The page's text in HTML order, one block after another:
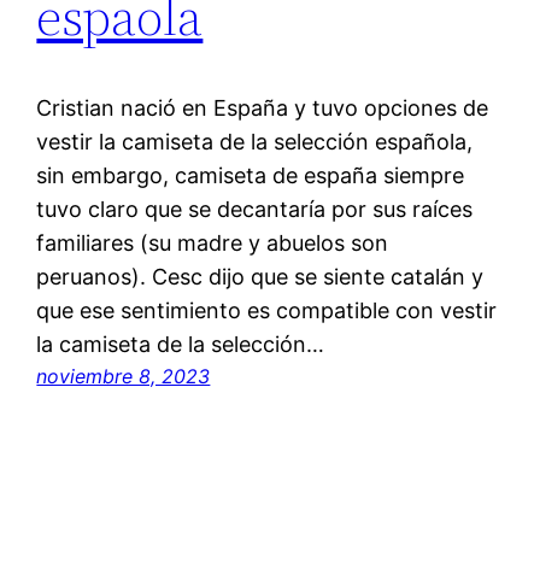
espaola
Cristian nació en España y tuvo opciones de
vestir la camiseta de la selección española,
sin embargo, camiseta de españa siempre
tuvo claro que se decantaría por sus raíces
familiares (su madre y abuelos son
peruanos). Cesc dijo que se siente catalán y
que ese sentimiento es compatible con vestir
la camiseta de la selección…
noviembre 8, 2023